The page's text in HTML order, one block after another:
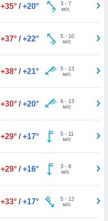
+35° / +20° 3- 7
м/с
+37° / +22° 5- 10
м/с
+38° / +21° 5- 13
м/с
+30° / +20° 6- 13
м/с
+29° / +17° 5- 11
м/с
+29° / +16° 3- 8
м/с
+33° / +17° 5- 13
м/с